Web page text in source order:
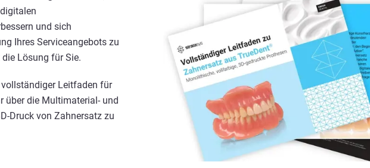
und sich
Ihres Serviceangebots zu
Lösung für Sie.
vollständiger Leitfaden für
über die Multimaterial- und
Druck von Zahnersatz zu